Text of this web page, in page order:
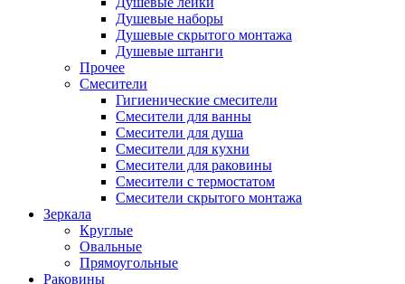
Душевые наборы
Душевые скрытого монтажа
Душевые штанги
Прочее
Смесители
Гигиенические смесители
Смесители для ванны
Смесители для душа
Смесители для кухни
Смесители для раковины
Смесители с термостатом
Смесители скрытого монтажа
Зеркала
Круглые
Овальные
Прямоугольные
Раковины